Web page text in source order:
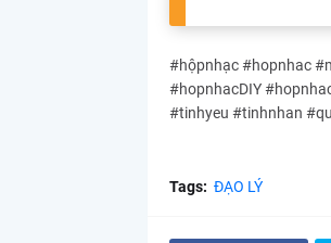
#hộpnhạc #hopnhac
#hopnhacDIY
#tinhyeu #tinhnhan
Tags: ĐẠO LÝ